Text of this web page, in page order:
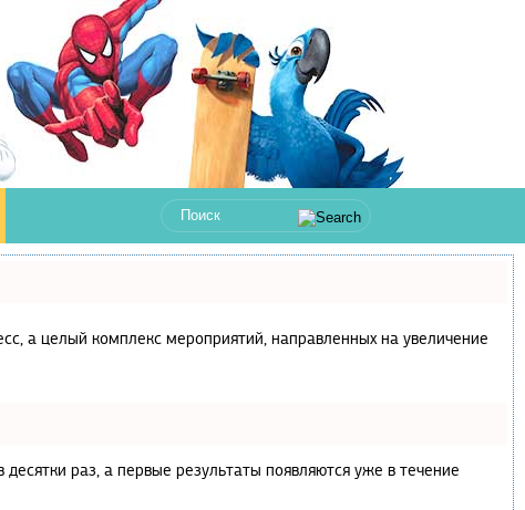
а целый комплекс мероприятий, направленных на увеличение
раз, а первые результаты появляются уже в течение